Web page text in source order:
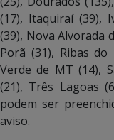
(17), Itaquiraí (39),
(39), Nova Alvorada
Porã (31), Ribas
Verde de MT (14),
(21), Três Lagoas
podem ser
aviso.